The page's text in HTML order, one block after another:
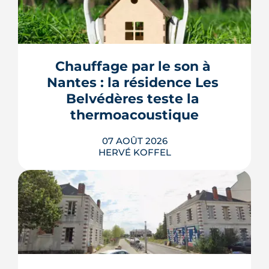
Chauffage par le son à
Nantes : la résidence Les
Belvédères teste la
thermoacoustique
07 AOÛT 2026
HERVÉ KOFFEL
Une start-up nantaise fait produire de
l'eau chaude « par le son » à un
immeuble social de Bellevue-